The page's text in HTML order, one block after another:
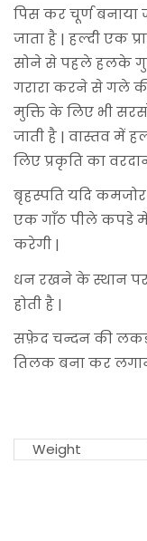
पिस कर चूर्ण बनाया
जाता है | हल्दी एक
सोने से पहले हलके
गरारा करने से गले
मुक्ति के लिए भी
जाती है | वास्तव में
लिए प्रकृति का
बृहस्पति यदि कमजोर
एक गाँठ पीले कपडे
करेगी |
धन रखने के स्थान
होती है |
सफ़ेद चन्दन की
तिलक बना कर
Weight